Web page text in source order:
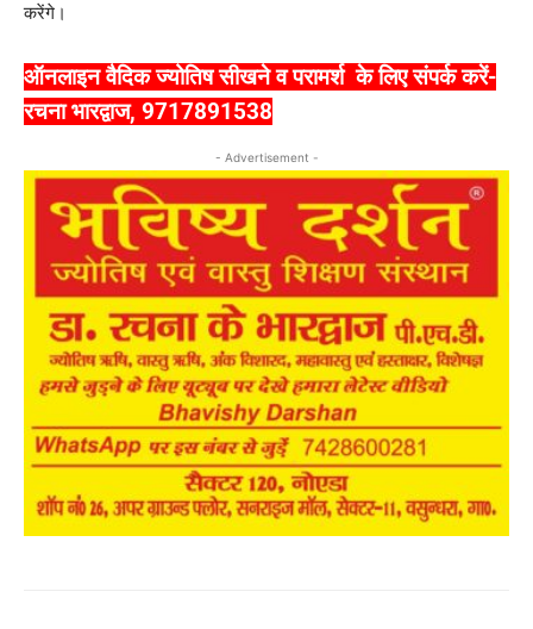
करेंगे।
ऑनलाइन वैदिक ज्योतिष सीखने व परामर्श के लिए संपर्क करें-
रचना भारद्वाज, 9717891538
- Advertisement -